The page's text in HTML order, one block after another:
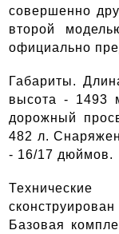
совершенно
второй
официально
Габариты.
высота - 1493
дорожный
482 л.
- 16/17 дюймов.
Технические
Базовая